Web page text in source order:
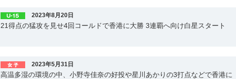
2023年8月20日
21得点の猛攻を見せ4回コールドで香港に大勝 3連覇へ向け白星スタート
2023年5月31日
高温多湿の環境の中、小野寺佳奈の好投や星川あかりの3打点などで香港に